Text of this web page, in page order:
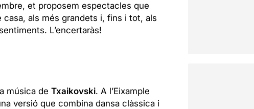
et proposem espectacles que
als més grandets i, fins i tot, als
L’encertaràs!
música de Txaikovski. A l’Eixample
versió que combina dansa clàssica i